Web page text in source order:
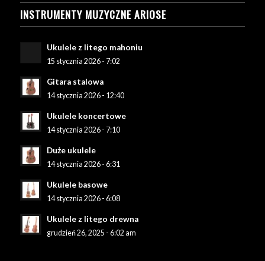
INSTRUMENTY MUZYCZNE ARIOSE
Ukulele z litego mahoniu
15 stycznia 2026 - 7:02
Gitara stalowa
14 stycznia 2026 - 12:40
Ukulele koncertowe
14 stycznia 2026 - 7:10
Duże ukulele
14 stycznia 2026 - 6:31
Ukulele basowe
14 stycznia 2026 - 6:08
Ukulele z litego drewna
grudzień 26, 2025 - 6:02 am